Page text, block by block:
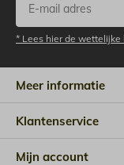
* Lees hier de wettelijke
Meer informatie
Klantenservice
Mijn account